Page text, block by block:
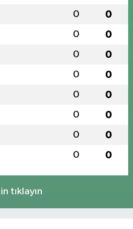
0 0
0 0
0 0
0 0
0 0
0 0
0 0
0 0
tıklayın